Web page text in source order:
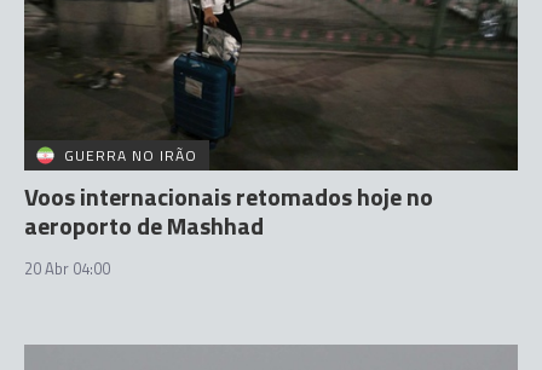
GUERRA NO IRÃO
Voos internacionais retomados hoje no
aeroporto de Mashhad
20 Abr 04:00